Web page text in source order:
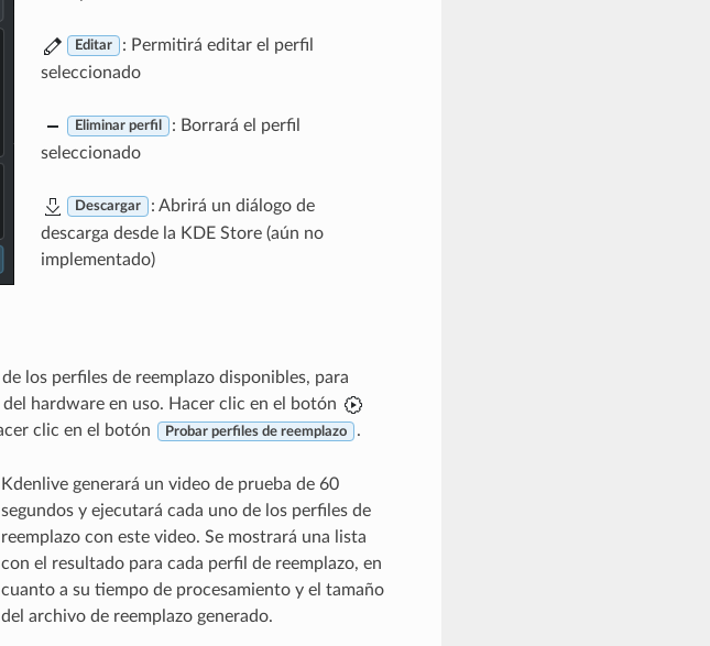
Editar
: Permitirá editar el perfil
seleccionado
Eliminar perfil
: Borrará el perfil
seleccionado
Descargar
: Abrirá un diálogo de
descarga desde la KDE Store (aún no
implementado)
los perfiles de reemplazo disponibles, para
hardware en uso. Hacer clic en el botón
clic en el botón Probar perfiles de reemplazo .
Kdenlive generará un video de prueba de 60
segundos y ejecutará cada uno de los perfiles de
reemplazo con este video. Se mostrará una lista
con el resultado para cada perfil de reemplazo, en
cuanto a su tiempo de procesamiento y el tamaño
del archivo de reemplazo generado.